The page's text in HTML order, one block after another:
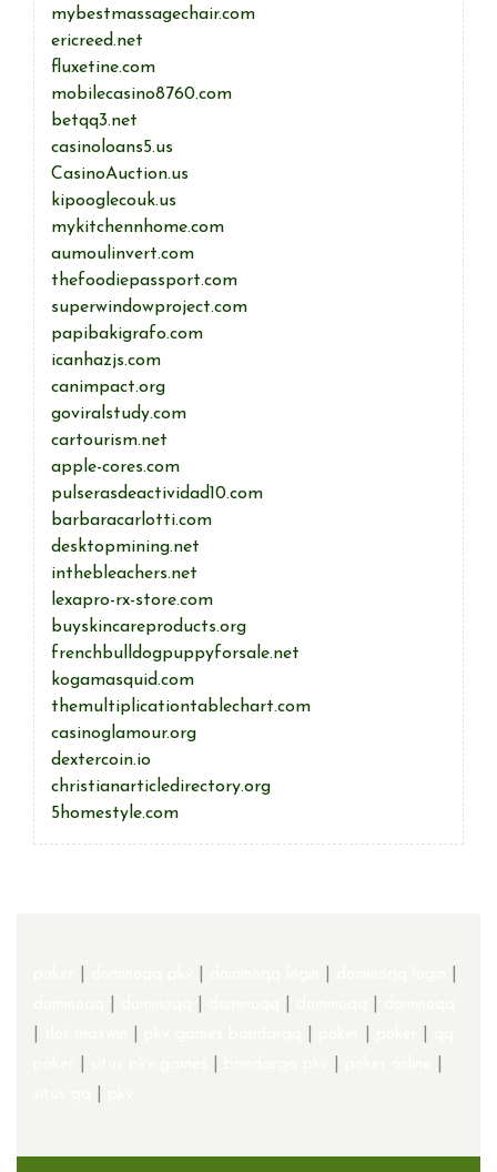
mybestmassagechair.com
ericreed.net
fluxetine.com
mobilecasino8760.com
betqq3.net
casinoloans5.us
CasinoAuction.us
kipooglecouk.us
mykitchennhome.com
aumoulinvert.com
thefoodiepassport.com
superwindowproject.com
papibakigrafo.com
icanhazjs.com
canimpact.org
goviralstudy.com
cartourism.net
apple-cores.com
pulserasdeactividad10.com
barbaracarlotti.com
desktopmining.net
inthebleachers.net
lexapro-rx-store.com
buyskincareproducts.org
frenchbulldogpuppyforsale.net
kogamasquid.com
themultiplicationtablechart.com
casinoglamour.org
dextercoin.io
christianarticledirectory.org
5homestyle.com